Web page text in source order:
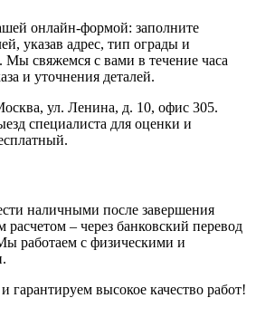
онлайн-формой: заполните
указав адрес, тип ограды и
свяжемся с вами в течение часа
и уточнения деталей.
ул. Ленина, д. 10, офис 305.
специалиста для оценки и
наличными после завершения
– через банковский перевод
работаем с физическими и
высокое качество работ!